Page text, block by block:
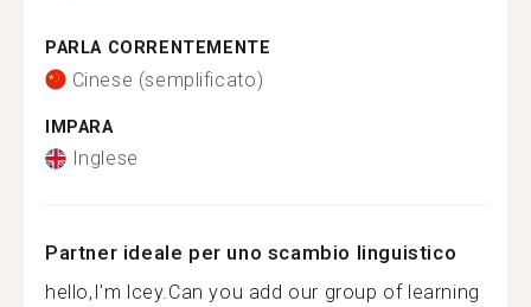
PARLA CORRENTEMENTE
Cinese (semplificato)
IMPARA
Inglese
Partner ideale per uno scambio linguistico
hello,I'm lcey.Can you add our group of learning